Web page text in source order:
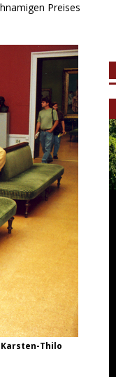
Preises
Thilo